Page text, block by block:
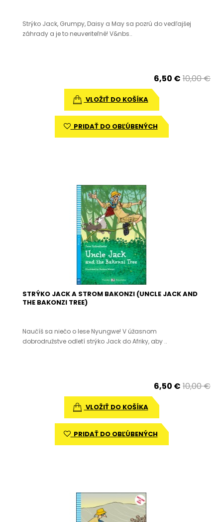
Strýko Jack, Grumpy, Daisy a May sa pozrú do vedľajšej
záhrady a je to neuveriteľné! V&nbs..
6,50 € 10,00 €
VLOŽIŤ DO KOŠÍKA
PRIDAŤ DO OBĽÚBENÝCH
STRÝKO JACK A STROM BAKONZI (UNCLE JACK AND
THE BAKONZI TREE)
Naučíš sa niečo o lese Nyungwe! V úžasnom
dobrodružstve odletí strýko Jack do Afriky, aby ..
6,50 € 10,00 €
VLOŽIŤ DO KOŠÍKA
PRIDAŤ DO OBĽÚBENÝCH